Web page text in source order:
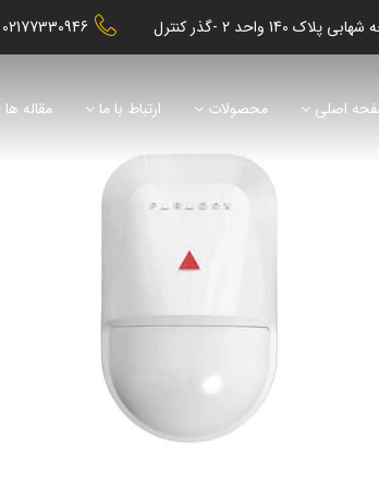
02177330946
اصلی محصولات ارتباط با ما مقاله ها